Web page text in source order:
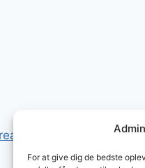
For at give dig de bedste